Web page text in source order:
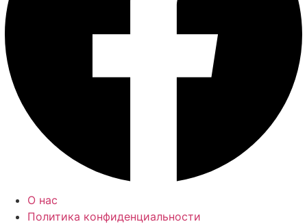
О нас
Политика конфиденциальности